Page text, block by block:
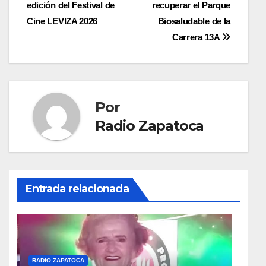
entradas
recuperar el Parque
Biosaludable de la
Carrera 13A
edición del Festival de
Cine LEVIZA 2026
Por
Radio Zapatoca
Entrada relacionada
RADIO ZAPATOCA